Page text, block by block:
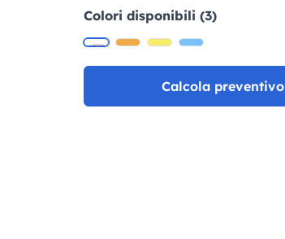
Colori disponibili (3)
Calcola preventivo